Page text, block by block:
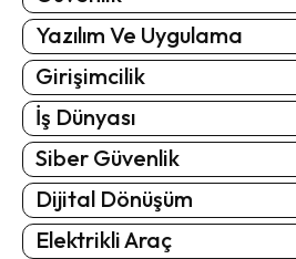
Yazılım Ve Uygulama
Girişimcilik
İş Dünyası
Siber Güvenlik
Dijital Dönüşüm
Elektrikli Araç